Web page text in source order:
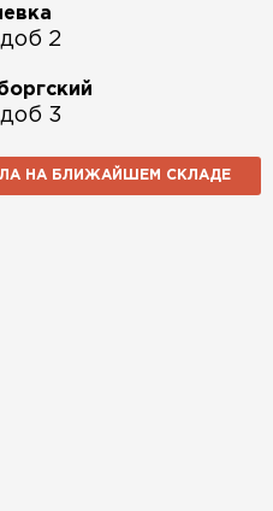
2
3
НА БЛИЖАЙШЕМ СКЛАДЕ